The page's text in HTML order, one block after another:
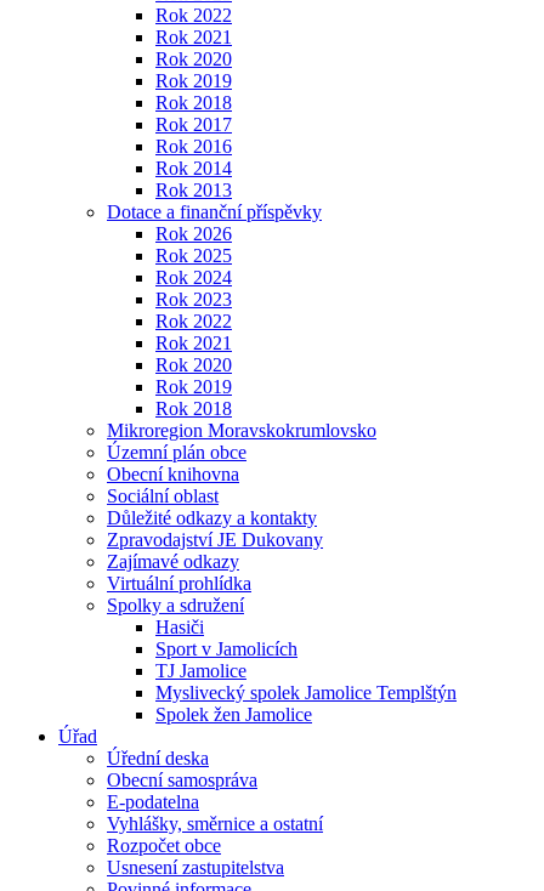
Rok 2022
Rok 2021
Rok 2020
Rok 2019
Rok 2018
Rok 2017
Rok 2016
Rok 2014
Rok 2013
Dotace a finanční příspěvky
Rok 2026
Rok 2025
Rok 2024
Rok 2023
Rok 2022
Rok 2021
Rok 2020
Rok 2019
Rok 2018
Mikroregion Moravskokrumlovsko
Územní plán obce
Obecní knihovna
Sociální oblast
Důležité odkazy a kontakty
Zpravodajství JE Dukovany
Zajímavé odkazy
Virtuální prohlídka
Spolky a sdružení
Hasiči
Sport v Jamolicích
TJ Jamolice
Myslivecký spolek Jamolice Templštýn
Spolek žen Jamolice
Úřad
Úřední deska
Obecní samospráva
E-podatelna
Vyhlášky, směrnice a ostatní
Rozpočet obce
Usnesení zastupitelstva